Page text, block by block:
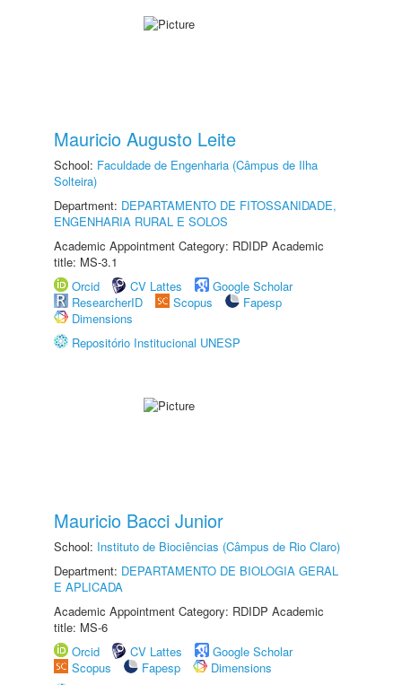
Mauricio Augusto Leite
School: Faculdade de Engenharia (Câmpus de Ilha
Solteira)
Department: DEPARTAMENTO DE FITOSSANIDADE,
ENGENHARIA RURAL E SOLOS
Academic Appointment Category: RDIDP Academic
title: MS-3.1
Orcid
CV Lattes
Google Scholar
ResearcherID
Scopus
Fapesp
Dimensions
Repositório Institucional UNESP
Mauricio Bacci Junior
School: Instituto de Biociências (Câmpus de Rio Claro)
Department: DEPARTAMENTO DE BIOLOGIA GERAL
E APLICADA
Academic Appointment Category: RDIDP Academic
title: MS-6
Orcid
CV Lattes
Google Scholar
Scopus
Fapesp
Dimensions